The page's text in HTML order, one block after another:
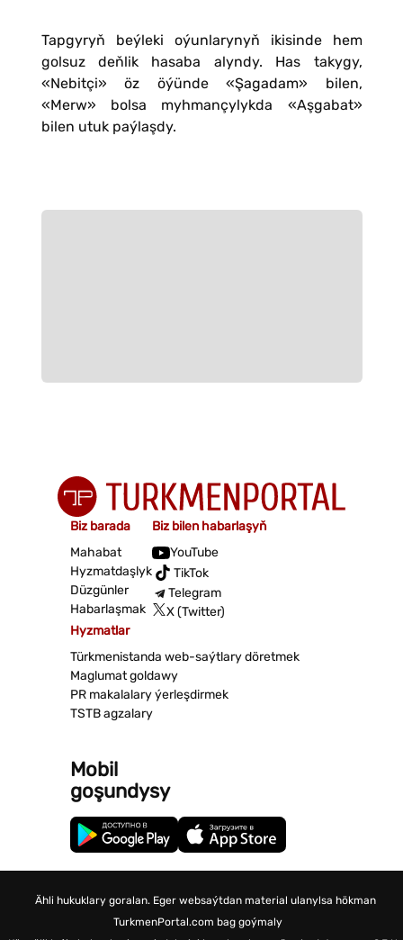
Tapgyryň beýleki oýunlarynyň ikisinde hem
golsuz deňlik hasaba alyndy. Has takygy,
«Nebitçi» öz öýünde «Şagadam» bilen,
«Merw» bolsa myhmançylykda «Aşgabat»
bilen utuk paýlaşdy.
Biz barada
Mahabat
Hyzmatdaşlyk
Düzgünler
Habarlaşmak
Biz bilen habarlaşyň
YouTube
TikTok
Telegram
X (Twitter)
Hyzmatlar
Türkmenistanda web-saýtlary döretmek
Maglumat goldawy
PR makalalary ýerleşdirmek
TSTB agzalary
Mobil
goşundysy
Ähli hukuklary goralan. Eger websaýtdan material ulanylsa hökman
TurkmenPortal.com bag goýmaly